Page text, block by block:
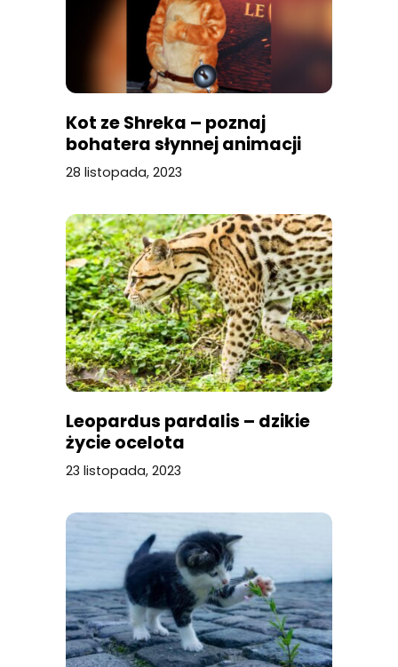
Kot ze Shreka – poznaj
bohatera słynnej animacji
28 listopada, 2023
Leopardus pardalis – dzikie
życie ocelota
23 listopada, 2023